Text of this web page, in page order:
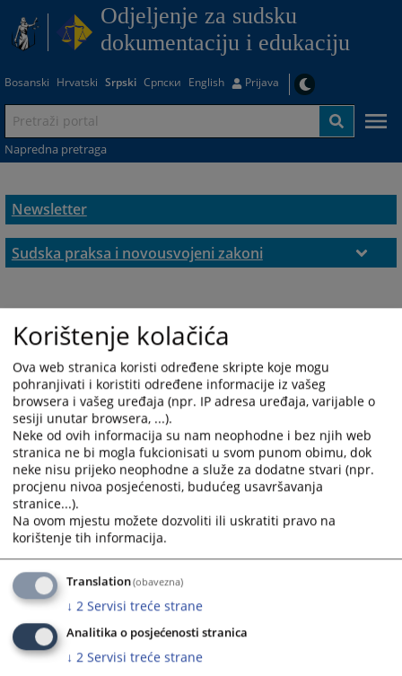
Odjeljenje za sudsku
dokumentaciju i edukaciju
Bosanski Hrvatski Srpski Српски English Prijava
Napredna pretraga
Newsletter
Sudska praksa i novousvojeni zakoni
Korištenje kolačića
Ova web stranica koristi određene skripte koje mogu
pohranjivati i koristiti određene informacije iz vašeg
browsera i vašeg uređaja (npr. IP adresa uređaja, varijable o
sesiji unutar browsera, ...).
Neke od ovih informacija su nam neophodne i bez njih web
stranica ne bi mogla fukcionisati u svom punom obimu, dok
neke nisu prijeko neophodne a služe za dodatne stvari (npr.
procjenu nivoa posjećenosti, budućeg usavršavanja
stranice...).
Na ovom mjestu možete dozvoliti ili uskratiti pravo na
korištenje tih informacija.
Translation(obavezna)
↓ 2 Servisi treće strane
Analitika o posjećenosti stranica
↓ 2 Servisi treće strane